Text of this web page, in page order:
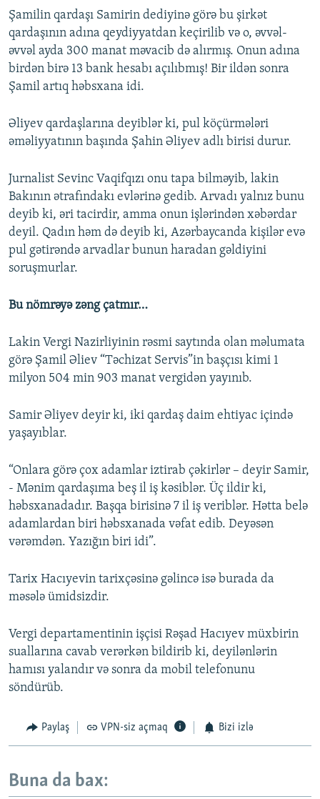
Şamilin qardaşı Samirin dediyinə görə bu şirkət
qardaşının adına qeydiyyatdan keçirilib və o, əvvəl-
əvvəl ayda 300 manat məvacib də alırmış. Onun adına
birdən birə 13 bank hesabı açılıbmış! Bir ildən sonra
Şamil artıq həbsxana idi.
Əliyev qardaşlarına deyiblər ki, pul köçürmələri
əməliyyatının başında Şahin Əliyev adlı birisi durur.
Jurnalist Sevinc Vaqifqızı onu tapa bilməyib, lakin
Bakının ətrafındakı evlərinə gedib. Arvadı yalnız bunu
deyib ki, əri tacirdir, amma onun işlərindən xəbərdar
deyil. Qadın həm də deyib ki, Azərbaycanda kişilər evə
pul gətirəndə arvadlar bunun haradan gəldiyini
soruşmurlar.
Bu nömrəyə zəng çatmır…
Lakin Vergi Nazirliyinin rəsmi saytında olan məlumata
görə Şamil Əliev “Təchizat Servis”in başçısı kimi 1
milyon 504 min 903 manat vergidən yayınıb.
Samir Əliyev deyir ki, iki qardaş daim ehtiyac içində
yaşayıblar.
“Onlara görə çox adamlar iztirab çəkirlər – deyir Samir,
- Mənim qardaşıma beş il iş kəsiblər. Üç ildir ki,
həbsxanadadır. Başqa birisinə 7 il iş veriblər. Hətta belə
adamlardan biri həbsxanada vəfat edib. Deyəsən
vərəmdən. Yazığın biri idi”.
Tarix Hacıyevin tarixçəsinə gəlincə isə burada da
məsələ ümidsizdir.
Vergi departamentinin işçisi Rəşad Hacıyev müxbirin
suallarına cavab verərkən bildirib ki, deyilənlərin
hamısı yalandır və sonra da mobil telefonunu
söndürüb.
Paylaş VPN-siz açmaq Bizi izlə
Buna da bax: